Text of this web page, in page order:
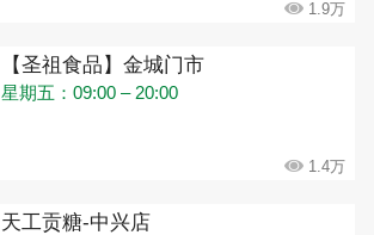
1.9万
【圣祖食品】金城门市
星期五：09:00 – 20:00
1.4万
天工贡糖-中兴店